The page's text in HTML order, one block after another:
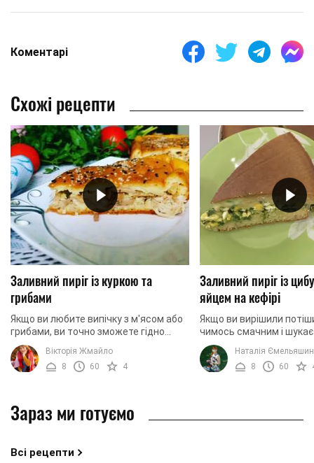
Коментарі
Схожі рецепти
Заливний пиріг із куркою та
грибами
Якщо ви любите випічку з м'ясом або
грибами, ви точно зможете гідно
оцінити цей рецепт. Йдеться про
заливній пиріг із куркою і грибами.
Його готувати ...
Вікторія Жмайло
8
60 4
Заливний пиріг із
яйцем на кефірі
Якщо ви вирішили
чимось смачним і
рецепт домашньої
– це саме те, що вам
Приготуйте ...
Наталія
8
60
Зараз ми готуємо
Всі рецепти